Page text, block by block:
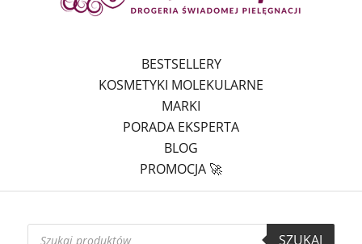
BESTSELLERY
KOSMETYKI MOLEKULARNE
MARKI
PORADA EKSPERTA
BLOG
PROMOCJA 🚀
Wyszukiwarka
SZUKAJ